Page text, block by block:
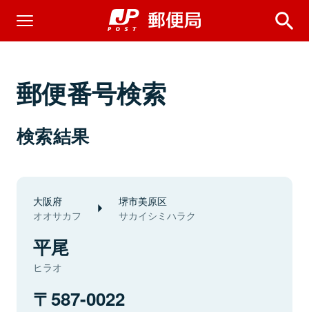
郵便番号検索
検索結果
大阪府
オオサカフ
堺市美原区
サカイシミハラク
平尾
ヒラオ
587-0022